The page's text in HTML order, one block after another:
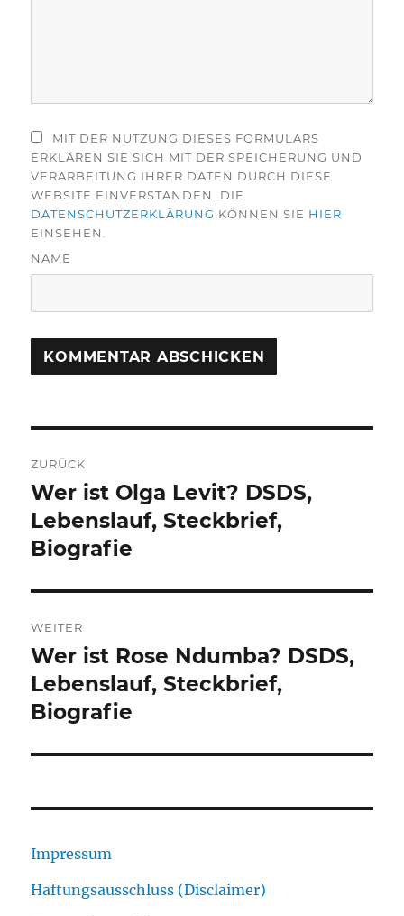
MIT DER NUTZUNG DIESES FORMULARS
ERKLÄREN SIE SICH MIT DER SPEICHERUNG UND
VERARBEITUNG IHRER DATEN DURCH DIESE
WEBSITE EINVERSTANDEN. DIE
DATENSCHUTZERKLÄRUNG KÖNNEN SIE HIER
EINSEHEN.
NAME
ZURÜCK
Vorheriger
Beitrag:
Wer ist Olga Levit? DSDS,
Lebenslauf, Steckbrief,
Biografie
WEITER
Nächster
Beitrag:
Wer ist Rose Ndumba? DSDS,
Lebenslauf, Steckbrief,
Biografie
Impressum
Haftungsausschluss (Disclaimer)